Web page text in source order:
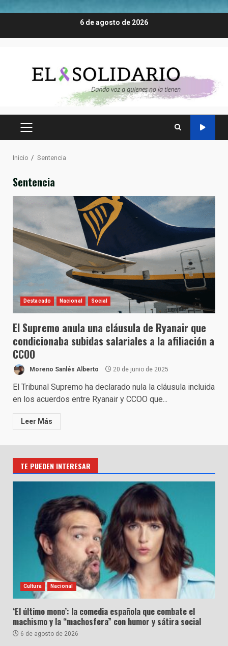
6 de agosto de 2026
MENÚ
Inicio Sentencia
Sentencia
Destacado Nacional Social
El Supremo anula una cláusula de Ryanair que
condicionaba subidas salariales a la afiliación a
CCOO
Moreno Sanlés Alberto 20 de junio de 2025
El Tribunal Supremo ha declarado nula la cláusula incluida
en los acuerdos entre Ryanair y CCOO que...
Leer Más
TE PUEDEN INTERESAR
Cultura Nacional
‘El último mono’: la comedia española que combate el
machismo y la “machosfera” con humor y sátira social
6 de agosto de 2026